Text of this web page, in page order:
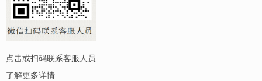
点击或扫码联系客服人员
了解更多详情